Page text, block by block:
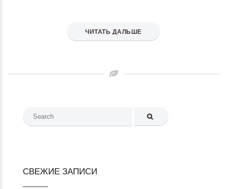
ЧИТАТЬ ДАЛЬШЕ
for:
СВЕЖИЕ ЗАПИСИ